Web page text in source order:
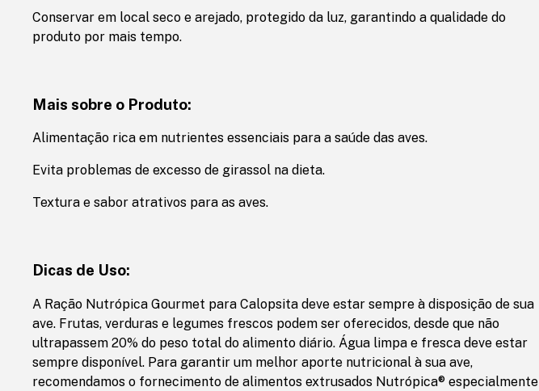
Conservar em local seco e arejado, protegido da luz, garantindo a qualidade do
produto por mais tempo.
Mais sobre o Produto:
Alimentação rica em nutrientes essenciais para a saúde das aves.
Evita problemas de excesso de girassol na dieta.
Textura e sabor atrativos para as aves.
Dicas de Uso:
A Ração Nutrópica Gourmet para Calopsita deve estar sempre à disposição de sua
ave. Frutas, verduras e legumes frescos podem ser oferecidos, desde que não
ultrapassem 20% do peso total do alimento diário. Água limpa e fresca deve estar
sempre disponível. Para garantir um melhor aporte nutricional à sua ave,
recomendamos o fornecimento de alimentos extrusados Nutrópica® especialmente